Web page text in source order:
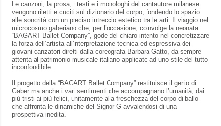
Le canzoni, la prosa, i testi e i monologhi del cantautore milanese
vengono riletti e cuciti sul dizionario del corpo, fondendo lo spazio
alle sonorità con un preciso intreccio estetico tra le arti. Il viaggio nel
microcosmo gaberiano che, per l’occasione, coinvolge la neonata
“BAGART Ballet Company”, gode del chiaro intento nel concretizzare
la forza dell’artista all'interpretazione tecnica ed espressiva dei
giovani danzatori diretti dalla coreografa Barbara Gatto, da sempre
attenta al patrimonio musicale italiano applicato ad uno stile del tutto
inconfondibile.
Il progetto della “BAGART Ballet Company” restituisce il genio di
Gaber ma anche i vari sentimenti che accompagnano l’umanità, dai
più tristi ai più felici, unitamente alla freschezza del corpo di ballo
che affronta le dinamiche del Signor G avvalendosi di una
prospettiva inedita.